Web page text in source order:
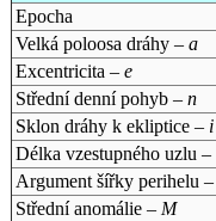
Epocha
Velká poloosa dráhy – a
Excentricita – e
Střední denní pohyb – n
Sklon dráhy k ekliptice – i
Délka vzestupného uzlu –
Argument šířky perihelu
Střední anomálie – M